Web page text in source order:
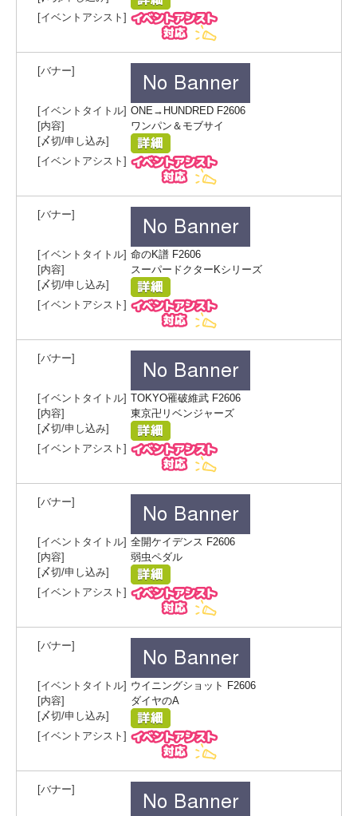
ONE→HUNDRED F2606
ワンパン＆モブサイ
命のK譜 F2606
スーパードクターKシリーズ
TOKYO罹破維武 F2606
東京卍リベンジャーズ
全開ケイデンス F2606
弱虫ペダル
ウイニングショット F2606
ダイヤのA